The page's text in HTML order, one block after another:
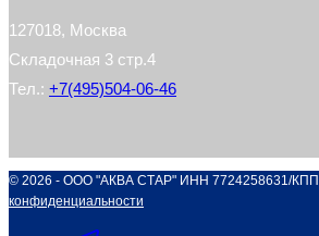
127018, Москва
Складочная 3 стр.4
Тел.: +7(495)504-06-46
© 2026 - ООО "АКВА СТАР" ИНН 7724258631/КПП
конфиденциальности